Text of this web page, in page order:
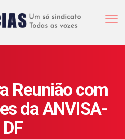
Reunião com
da ANVISA-
DF